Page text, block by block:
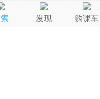
发现 购课车